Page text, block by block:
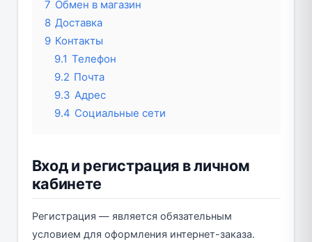
7 Обмен в магазин
8 Доставка
9 Контакты
9.1 Телефон
9.2 Почта
9.3 Адрес
9.4 Социальные сети
Вход и регистрация в личном
кабинете
Регистрация — является обязательным
условием для оформления интернет-заказа.